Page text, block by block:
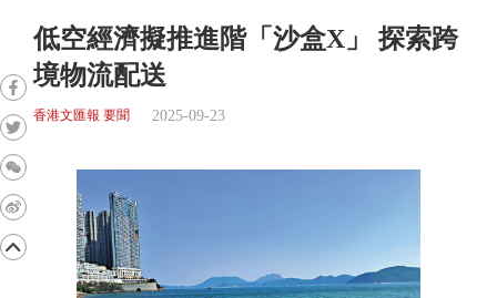
低空經濟擬推進階「沙盒X」 探索跨
境物流配送
香港文匯報 要聞 2025-09-23